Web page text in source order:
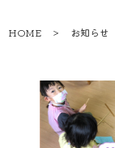
HOME ＞ お知らせ